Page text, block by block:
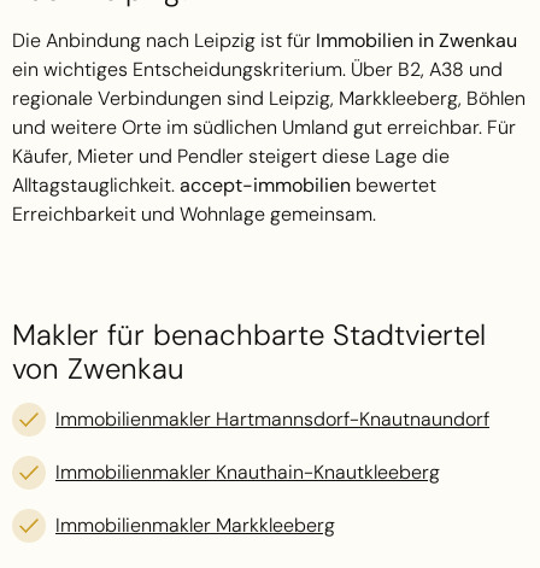
Die Anbindung nach Leipzig ist für Immobilien in Zwenkau
ein wichtiges Entscheidungskriterium. Über B2, A38 und
regionale Verbindungen sind Leipzig, Markkleeberg, Böhlen
und weitere Orte im südlichen Umland gut erreichbar. Für
Käufer, Mieter und Pendler steigert diese Lage die
Alltagstauglichkeit.accept-immobilien bewertet
Erreichbarkeit und Wohnlage gemeinsam.
Makler für benachbarte Stadtviertel
von Zwenkau
Immobilienmakler Hartmannsdorf-Knautnaundorf
Immobilienmakler Knauthain-Knautkleeberg
Immobilienmakler Markkleeberg